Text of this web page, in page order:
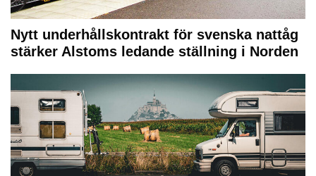
Nytt underhållskontrakt för svenska nattåg
stärker Alstoms ledande ställning i Norden